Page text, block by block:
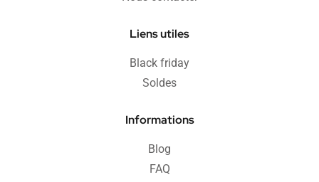
Liens utiles
Black friday
Soldes
Informations
Blog
FAQ